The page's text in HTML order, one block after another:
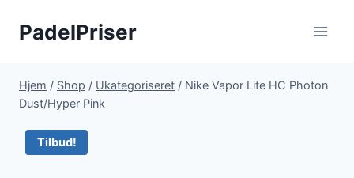
PadelPriser
Hjem / Shop / Ukategoriseret / Nike Vapor Lite HC Photon
Dust/Hyper Pink
Tilbud!